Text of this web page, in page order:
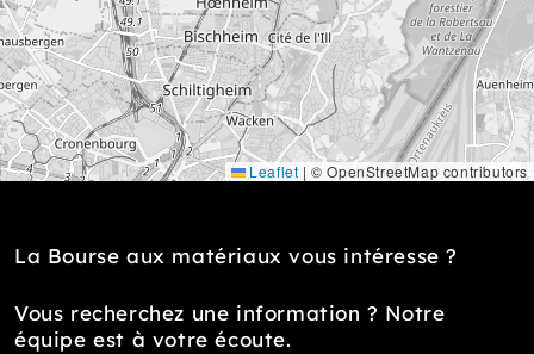
Leaflet | © OpenStreetMap contributors
La Bourse aux matériaux vous intéresse ?
Vous recherchez une information ? Notre
équipe est à votre écoute.